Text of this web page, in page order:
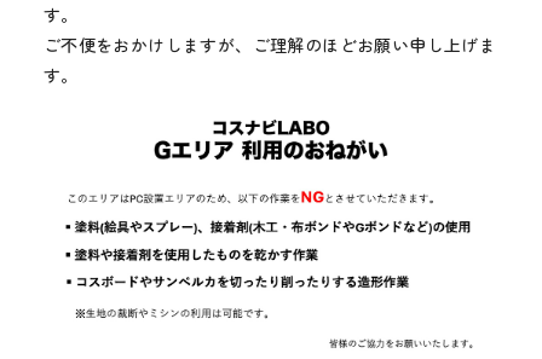
す。
ご不便をおかけしますが、ご理解のほどお願い申し上げま
す。